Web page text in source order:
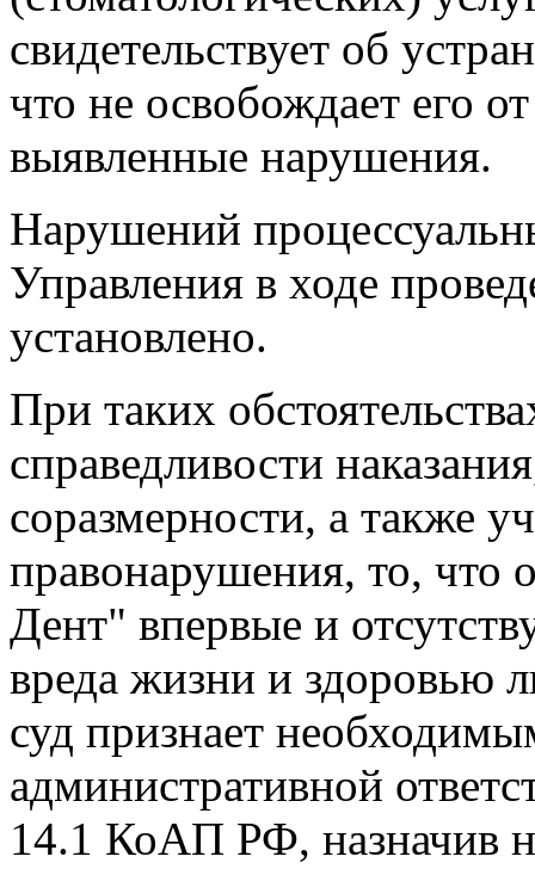
свидетельствует об
что не освобождает его
выявленные нарушения.
Нарушений
Управления в ходе
установлено.
При таких
справедливости
соразмерности, а также
правонарушения, то,
Дент" впервые и
вреда жизни и здоровью
суд признает
административной
14.1 КоАП РФ, назначив